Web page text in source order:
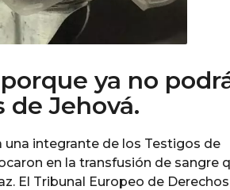
ya no
Jehová.
una integrante de los Testigos de
en la transfusión de sangre
El Tribunal Europeo de Derechos